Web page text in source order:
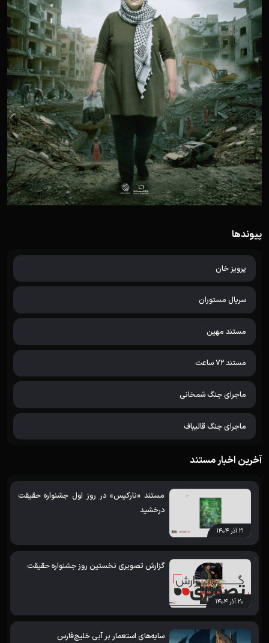
پیوندها
پرویز خان
سریال مستوران
مستند مهین
مستند 72 ساعت
ماجرای جنگ شمخانی
ماجرای جنگ قالیباف
آخرین اخبار مستند
۲۱ آذر ۱۴۰۴
مستند «نارکیس» در روز اول جشنواره حقیقت
درخشید
۲۰ آذر ۱۴۰۴
گزارش تصویری نخستین روز جشنواره حقیقت
سایه‌های استعمار بر آبی خلیج‌فارس